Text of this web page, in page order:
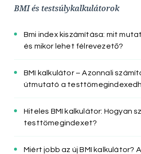
BMI és testsúlykalkulátorok
Bmi index kiszámítása: mit
és mikor lehet félrevezető?
BMI kalkulátor – Azonnali
útmutató a
Hiteles BMI kalkulátor: Hogyan
testtömegindexet?
Miért jobb az új BMI kalkulátor?